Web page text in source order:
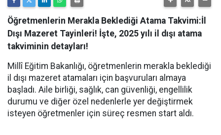
Öğretmenlerin Merakla Beklediği Atama Takvimi:İl
Dışı Mazeret Tayinleri! İşte, 2025 yılı il dışı atama
takviminin detayları!
Millî Eğitim Bakanlığı, öğretmenlerin merakla beklediği
il dışı mazeret atamaları için başvuruları almaya
başladı. Aile birliği, sağlık, can güvenliği, engellilik
durumu ve diğer özel nedenlerle yer değiştirmek
isteyen öğretmenler için süreç resmen start aldı.